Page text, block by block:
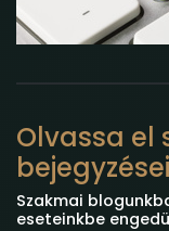
Olvassa el
Szakmai
eseteinkbe